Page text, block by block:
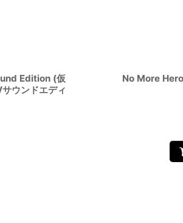
Edition (仮
ウンドエディ
No More